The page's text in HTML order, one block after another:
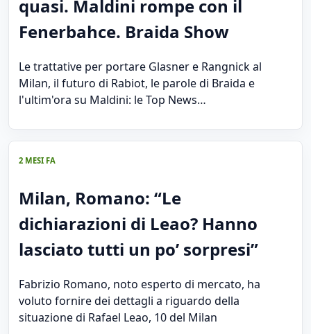
quasi. Maldini rompe con il
Fenerbahce. Braida Show
Le trattative per portare Glasner e Rangnick al
Milan, il futuro di Rabiot, le parole di Braida e
l'ultim'ora su Maldini: le Top News…
2 MESI FA
Milan, Romano: “Le
dichiarazioni di Leao? Hanno
lasciato tutti un po’ sorpresi”
Fabrizio Romano, noto esperto di mercato, ha
voluto fornire dei dettagli a riguardo della
situazione di Rafael Leao, 10 del Milan